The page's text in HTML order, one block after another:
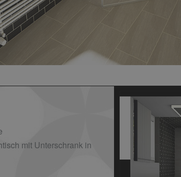
mit Unterschrank in